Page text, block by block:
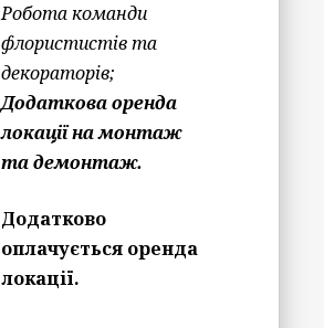
Робота команди
флористистів та
декораторів;
Додаткова оренда
локації на монтаж
та демонтаж.
Додатково
оплачується оренда
локації.